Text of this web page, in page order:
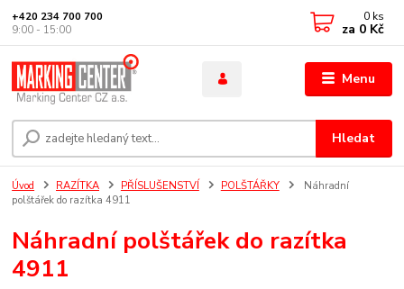
Menu
Hledat
+420 234 700 700
9:00 - 15:00
0 ks
za 0 Kč
Úvod RAZÍTKA PŘÍSLUŠENSTVÍ POLŠTÁŘKY
Náhradní
polštářek do razítka 4911
Náhradní polštářek do razítka
4911